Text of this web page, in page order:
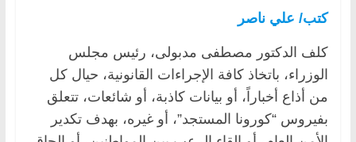
كتب/ علي ناصر
كلف الدكتور مصطفى مدبولى، رئيس مجلس
الوزراء، باتخاذ كافة الإجراءات القانونية، حيال كل
من أذاع أخباراً، أو بيانات كاذبة، أو شائعات، تتعلق
بفيروس “كورونا المستجد”، أو غيره، بهدف تكدير